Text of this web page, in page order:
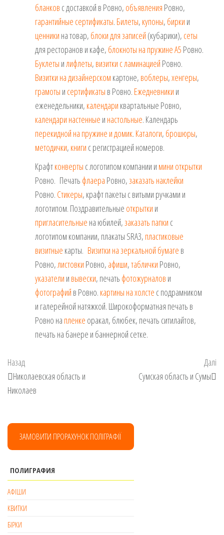
бланков с доставкой в Ровно, объявления Ровно,
гарантийные сертификаты. Билеты, купоны, бирки и
ценники на товар, блоки для записей (кубарики), сеты
для ресторанов и кафе, блокноты на пружине А5 Ровно.
Буклеты илифлеты, визитки с ламинацией Ровно.
Визитки на дизайнерском картоне, воблеры,хенгеры,
грамоты и сертификаты в Ровно. Ежедневники и
еженедельники, календари квартальные Ровно,
календари настенные и настольные. Календарь
перекидной на пружине и домик. Каталоги, брошюры,
методички, книги с регистрацией номеров.
Крафтконверты с логотипом компании и мини открытки
Ровно. Печать флаера Ровно,заказать наклейки
Ровно. Стикеры, крафт пакеты с витыми ручками и
логотипом. Поздравительные открытки и
пригласительные на юбилей,заказать папки с
логотипом компании, плакаты SRА3, пластиковые
визитные карты. Визитки на зеркальной бумаге в
Ровно,листовки Ровно, афиши,таблички Ровно,
указатели и вывески, печать фотожурналов и
фотографий в Ровно. картины на холсте с подрамником
и галерейной натяжкой. Широкоформатная печать в
Ровно на пленке оракал, блюбек, печать ситилайтов,
печать на банере и баннерной сетке.
Навігація
записів
Попередній
запис
Назад
Николаевская область и
Николаев
Далі
Сумская область и Сумы
ЗАМОВИТИ ПРОРАХУНОК ПОЛІГРАФІЇ
ПОЛИГРАФИЯ
АФІШИ
КВИТКИ
БІРКИ